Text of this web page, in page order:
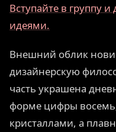
Вступайте в группу
идеями.
Внешний облик
дизайнерскую
часть украшена
форме цифры
кристаллами, а